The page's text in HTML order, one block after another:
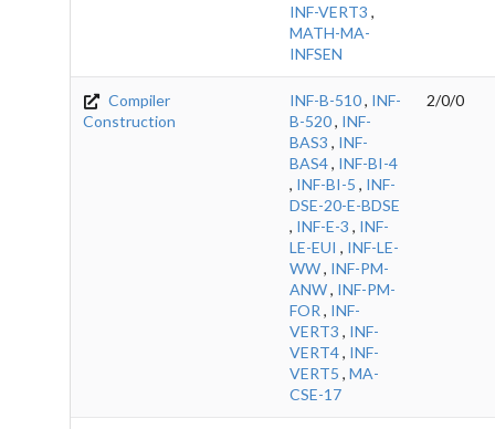
INF-VERT3 ,
MATH-MA-
INFSEN
Compiler
Construction
INF-B-510, INF-
B-520, INF-
BAS3 , INF-
BAS4, INF-BI-4
, INF-BI-5 , INF-
DSE-20-E-BDSE
, INF-E-3 , INF-
LE-EUI , INF-LE-
WW, INF-PM-
ANW, INF-PM-
FOR , INF-
VERT3 , INF-
VERT4, INF-
VERT5 , MA-
CSE-17
2/0/0